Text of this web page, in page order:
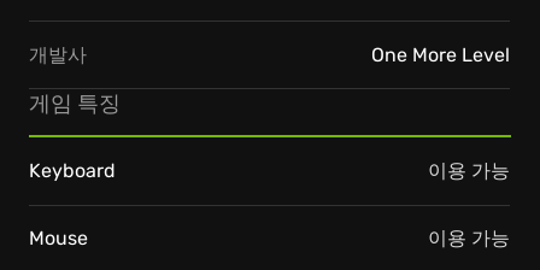
개발사 One More Level
게임 특징
Keyboard 이용 가능
Mouse 이용 가능